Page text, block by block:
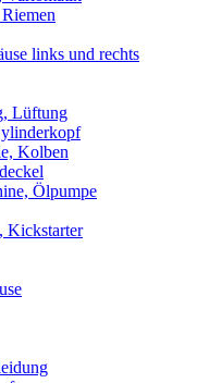
links und rechts
Lüftung
Kolben
Ölpumpe
Kickstarter